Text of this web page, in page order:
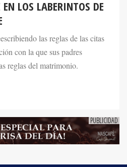
las reglas de las citas
con la que sus padres
reglas del matrimonio.